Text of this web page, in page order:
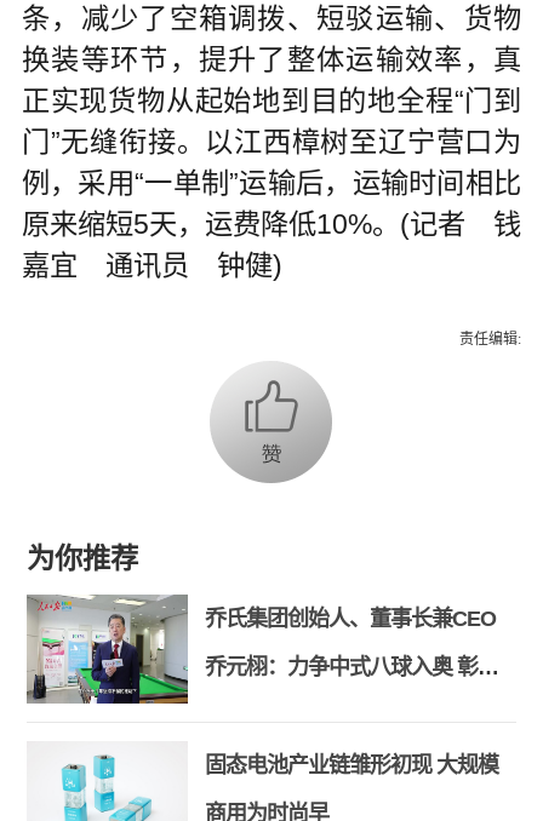
条，减少了空箱调拨、短驳运输、货物
换装等环节，提升了整体运输效率，真
正实现货物从起始地到目的地全程“门到
门”无缝衔接。以江西樟树至辽宁营口为
例，采用“一单制”运输后，运输时间相比
原来缩短5天，运费降低10%。(记者 钱
嘉宜 通讯员 钟健)
责任编辑:
为你推荐
乔氏集团创始人、董事长兼CEO
乔元栩：力争中式八球入奥 彰显
固态电池产业链雏形初现 大规模
商用为时尚早